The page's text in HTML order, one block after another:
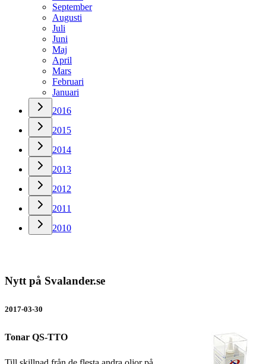
September
Augusti
Juli
Juni
Maj
April
Mars
Februari
Januari
2016
2015
2014
2013
2012
2011
2010
Nytt på Svalander.se
2017-03-30
Tonar QS-TTO